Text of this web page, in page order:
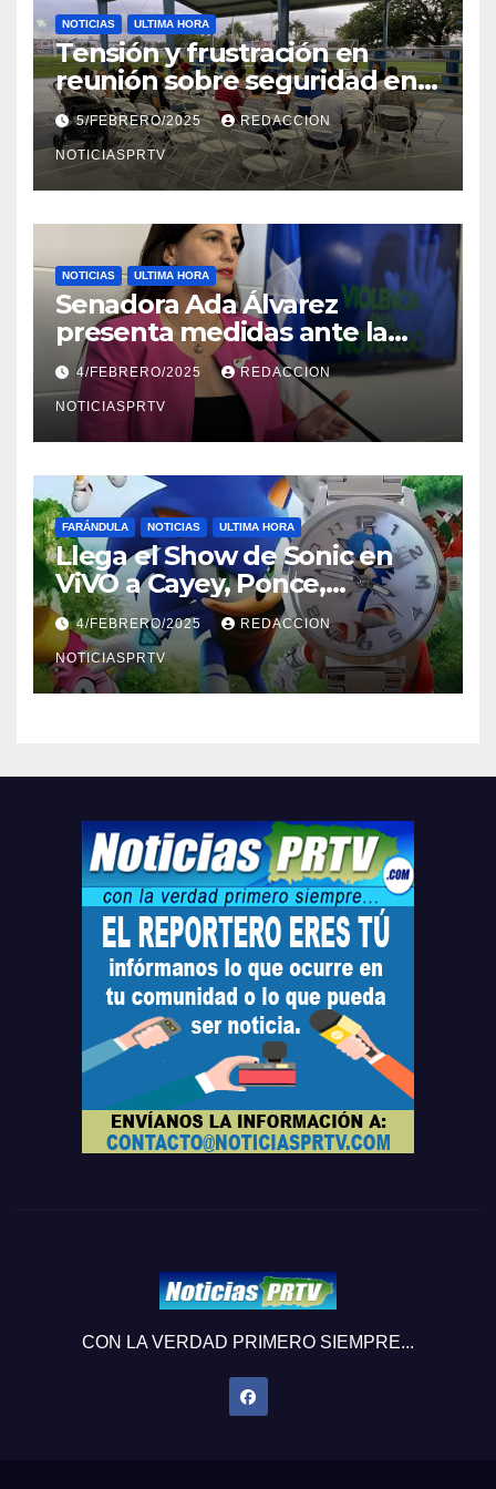
NOTICIAS ULTIMA HORA
Tensión y frustración en
reunión sobre seguridad en
Reparto Metropolitano
5/FEBRERO/2025 REDACCION
NOTICIASPRTV
NOTICIAS ULTIMA HORA
Senadora Ada Álvarez
presenta medidas ante la
violencia en el noviazgo
4/FEBRERO/2025 REDACCION
NOTICIASPRTV
FARÁNDULA NOTICIAS ULTIMA HORA
Llega el Show de Sonic en
ViVO a Cayey, Ponce,
Barceloneta y Humacao,
Relojes gratis para el que
compre ahora….
4/FEBRERO/2025 REDACCION
NOTICIASPRTV
CON LA VERDAD PRIMERO SIEMPRE...